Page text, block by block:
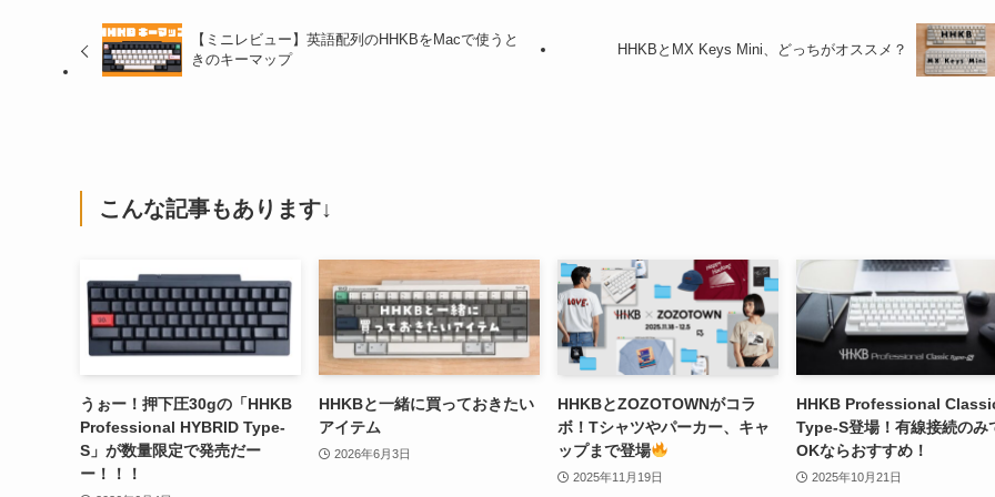
【ミニレビュー】英語配列のHHKBをMacで使うと
きのキーマップ
HHKBとMX Keys Mini、どっちがオススメ？
こんな記事もあります↓
うぉー！押下圧30gの「HHKB
Professional HYBRID Type-
S」が数量限定で発売だー
ー！！！
HHKBと一緒に買っておきたい
アイテム
2026年6月3日
HHKBとZOZOTOWNがコラ
ボ！Tシャツやパーカー、キャ
ップまで登場
2025年11月19日
HHKB Professional
Type-S登場！有線接続のみ
OKならおすすめ！
2025年10月21日